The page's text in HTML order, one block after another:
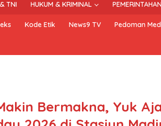
TNI HUKUM & KRIMINAL PEMERINTAHAN
Kode Etik News9 TV Pedoman
Bermakna, Yuk